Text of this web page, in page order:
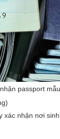
passport
nhận nơi